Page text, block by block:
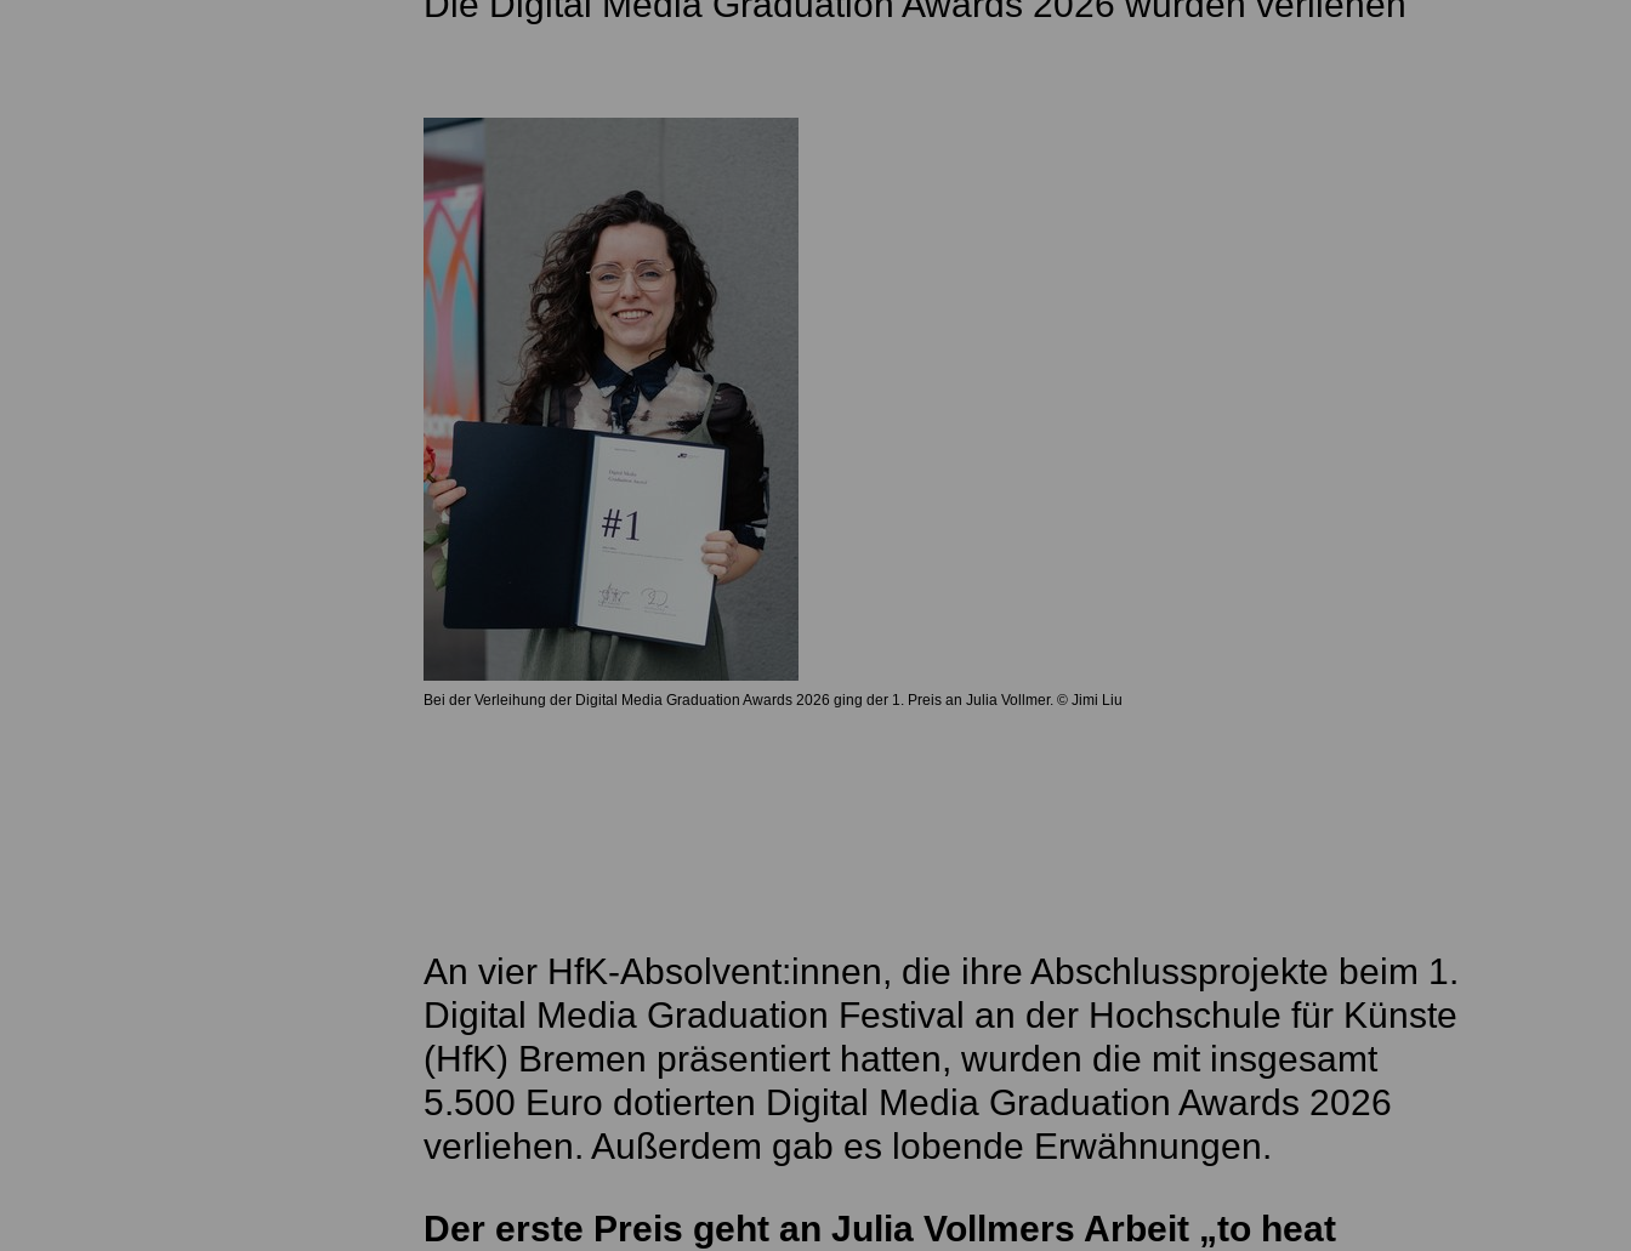
Bei der Verleihung der Digital Media Graduation Awards 2026 ging der 1. Preis an Julia Vollmer. © Jimi Liu
An vier HfK-Absolvent:innen, die ihre Abschlussprojekte beim 1.
Digital Media Graduation Festival an der Hochschule für Künste
(HfK) Bremen präsentiert hatten, wurden die mit insgesamt
5.500 Euro dotierten Digital Media Graduation Awards 2026
verliehen. Außerdem gab es lobende Erwähnungen.
Der erste Preis geht an Julia Vollmers Arbeit „to heat